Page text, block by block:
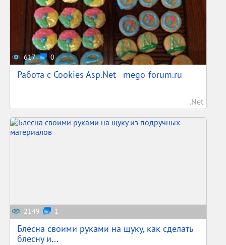
617 0
Работа с Cookies Asp.Net - mego-forum.ru
.Net
2149 1
Блесна своими руками на щуку, как сделать
блесну и...